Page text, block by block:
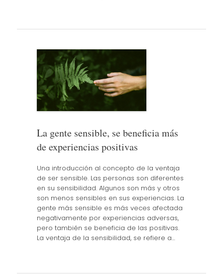
La gente sensible, se beneficia más
de experiencias positivas
Una introducción al concepto de la ventaja
de ser sensible. Las personas son diferentes
en su sensibilidad. Algunos son más y otros
son menos sensibles en sus experiencias. La
gente más sensible es más veces afectada
negativamente por experiencias adversas,
pero también se beneficia de las positivas.
La ventaja de la sensibilidad, se refiere a…